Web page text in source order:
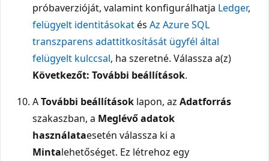
próbaverzióját, valamint konfigurálhatja Ledger,
felügyelt identitásokatés Az Azure SQL
transzparens adattitkosítását ügyfél által
felügyelt kulccsal, ha szeretné. Válassza a(z)
Következőt: További beállítások.
ATovábbi beállítások lapon, az Adatforrás
szakaszban, a Meglévő adatok
használataesetén válassza ki a
Mintalehetőséget. Ez létrehoz egy